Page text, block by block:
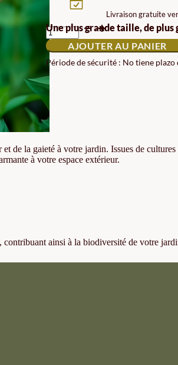
Livraison gratuite
Une plus grande taille, de plus
QUANTITÉ
DE
ZINIA
BIO
GRAINES
AJOUTER AU PANIER
Période de sécurité : No tiene plazo
de la gaieté à votre jardin. Issues de
à votre espace extérieur.
contribuant ainsi à la biodiversité de votre